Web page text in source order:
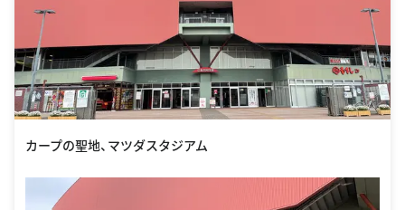
カープの聖地、マツダスタジアム